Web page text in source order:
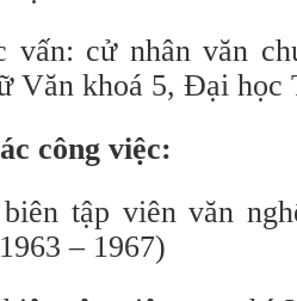
vấn: cử nhân văn
Văn khoá 5, Đại
công việc:
tập viên văn
– 1967)